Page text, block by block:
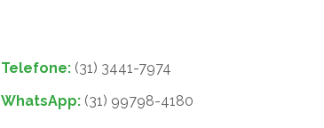
Telefone: (31) 3441-7974
WhatsApp: (31) 99798-4180